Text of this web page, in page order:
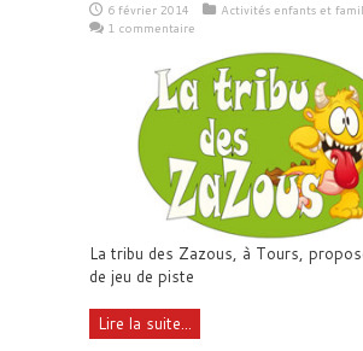
6 février 2014
Activités enfants et
1 commentaire
La tribu des Zazous, à Tours,
de jeu de piste
Lire la suite...